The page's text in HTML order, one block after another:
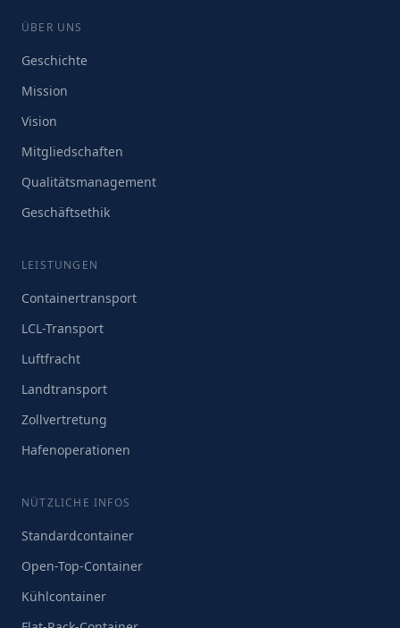
ÜBER UNS
Geschichte
Mission
Vision
Mitgliedschaften
Qualitätsmanagement
Geschäftsethik
LEISTUNGEN
Containertransport
LCL-Transport
Luftfracht
Landtransport
Zollvertretung
Hafenoperationen
NÜTZLICHE INFOS
Standardcontainer
Open-Top-Container
Kühlcontainer